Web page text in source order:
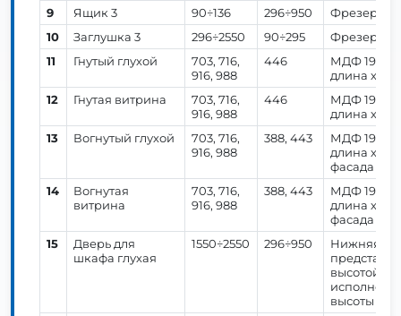
9
Ящик 3 90÷136 296÷950
10
Заглушка 3 296÷2550 90÷295
11
Гнутый глухой
703, 716,
916, 988
446
МДФ 19 мм.
длина
12
Гнутая витрина
703, 716,
916, 988
446
МДФ 19 мм.
длина
13
Вогнутый глухой
703, 716,
916, 988
388, 443
МДФ 19 мм.
длина
фасада
14
Вогнутая
витрина
703, 716,
916, 988
388, 443
МДФ 19 мм.
длина
фасада
15
Дверь для
шкафа глухая
1550÷2550 296÷950
Нижняя
высотой,
высоты